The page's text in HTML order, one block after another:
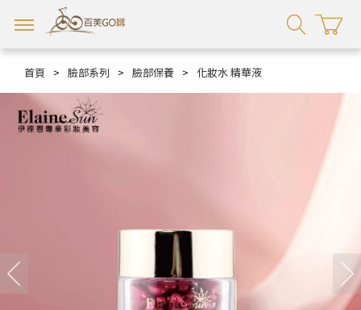
首頁 > 臉部系列 > 臉部保養 > 化妝水 精華液